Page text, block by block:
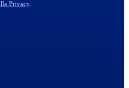
Privacy.